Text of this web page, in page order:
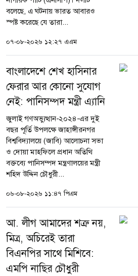
বলেছে, এ ঘটনায় ভারত আবারও
স্পষ্ট করেছে যে তারা...
০৭-০৮-২০২৬ ১২:২৭ এএম
বাংলাদেশে শেখ হাসিনার
ফেরার আর কোনো সুযোগ
নেই: পানিসম্পদ মন্ত্রী এ্যানি
জুলাই গণঅভ্যুত্থান-২০২৪-এর দুই
বছর পূর্তি উপলক্ষে জাহাঙ্গীরনগর
বিশ্ববিদ্যালয়ে (জাবি) আলোচনা সভা
ও দোয়া মাহফিলে প্রধান অতিথি
বক্তব্যে পানিসম্পদ মন্ত্রণালয়ের মন্ত্রী
শহিদ উদ্দিন চৌধুরী...
০৬-০৮-২০২৬ ১১:৪৭ পিএম
আ. লীগ আমাদের শত্রু নয়,
মিত্র, অচিরেই তারা
বিএনপির সাথে মিশিবে:
এমপি নাছির চৌধুরী